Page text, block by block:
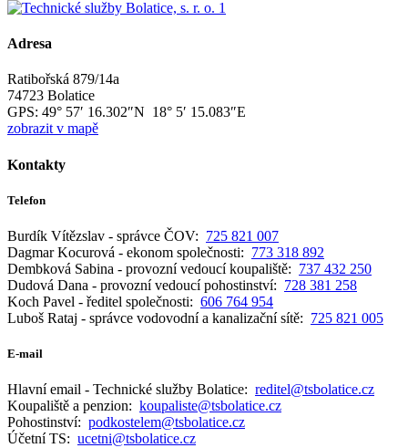
Adresa
Ratibořská 879/14a
74723 Bolatice
GPS: 49° 57′ 16.302″N 18° 5′ 15.083″E
zobrazit v mapě
Kontakty
Telefon
Burdík Vítězslav - správce ČOV: 725 821 007
Dagmar Kocurová - ekonom společnosti: 773 318 892
Dembková Sabina - provozní vedoucí koupaliště: 737 432 250
Dudová Dana - provozní vedoucí pohostinství: 728 381 258
Koch Pavel - ředitel společnosti: 606 764 954
Luboš Rataj - správce vodovodní a kanalizační sítě: 725 821 005
E-mail
Hlavní email - Technické služby Bolatice: reditel@tsbolatice.cz
Koupaliště a penzion: koupaliste@tsbolatice.cz
Pohostinství: podkostelem@tsbolatice.cz
Účetní TS: ucetni@tsbolatice.cz